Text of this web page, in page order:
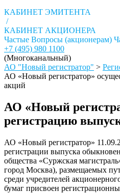
КАБИНЕТ ЭМИТЕНТА
/
КАБИНЕТ АКЦИОНЕРА
Частые Вопросы (акционерам)
+7 (495) 980 1100
(Многоканальный)
АО "Новый регистратор" >
АО «Новый регистратор»
акций
АО «Новый
регистрацию
АО «Новый регистратор»
регистрации выпуска
общества «Суржская
город Москва), размещаемых
среди учредителей
бумаг присвоен